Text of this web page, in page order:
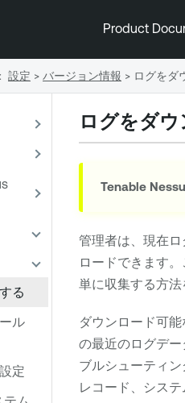
Product
る
ル
定
ログをダ
Tenable
管理者は、現在
ロードできます
単に収集する方法
ダウンロード可能
の最近のログデ
ブルシューティン
レコード、シス
: 設定 > バージョン情報 > ログをダ